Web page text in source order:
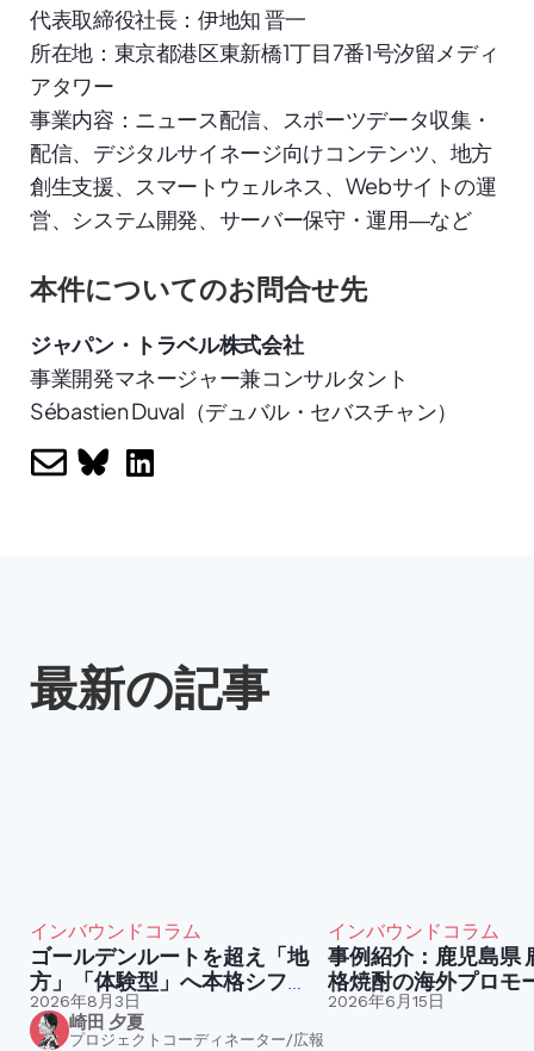
代表取締役社長：伊地知 晋一
所在地：東京都港区東新橋1丁目7番1号汐留メディ
アタワー
事業内容：ニュース配信、スポーツデータ収集・
配信、デジタルサイネージ向けコンテンツ、地方
創生支援、スマートウェルネス、Webサイトの運
営、システム開発、サーバー保守・運用―など
本件についてのお問合せ先
ジャパン・トラベル株式会社
事業開発マネージャー兼コンサルタント
Sébastien Duval（デュバル・セバスチャン）
最新の記事
インバウンドコラム
ゴールデンルートを超え「地
方」「体験型」へ本格シフ
ト。今訪日外国人が求めてい
る「コト消費」とは
2026年8月3日
崎田 夕夏
プロジェクトコーディネーター/広報
インバウンドコラム
事例紹介：鹿児島県 鹿児島本
格焼酎の海外プロモ
2026年6月15日